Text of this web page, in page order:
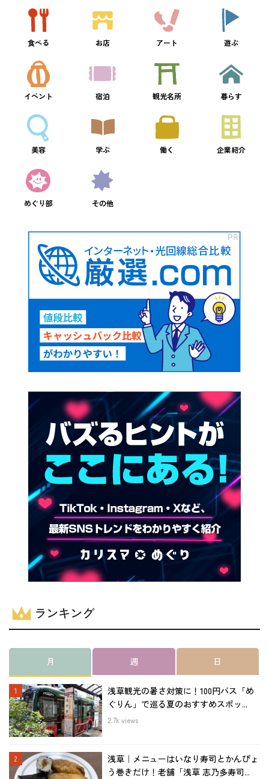
食べる お店 アート 遊ぶ
イベント 宿泊 観光名所 暮らす
美容 学ぶ 働く 企業紹介
めぐり部 その他
ランキング
月 週 日
浅草観光の暑さ対策に！100円バス「め
ぐりん」で巡る夏のおすすめスポッ...
2.7k views
浅草｜メニューはいなり寿司とかんぴょ
う巻きだけ！老舗「浅草 志乃多寿司...